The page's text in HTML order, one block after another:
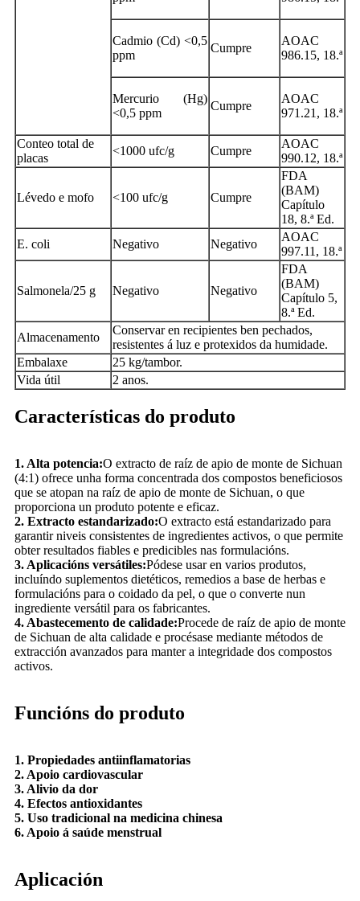
Cadmio (Cd) <0,5
ppm
Cumpre
AOAC
986.15, 18.ª
Mercurio (Hg)
<0,5 ppm
Cumpre
AOAC
971.21, 18.ª
Conteo total de
placas
<1000 ufc/g Cumpre
AOAC
990.12, 18.ª
Lévedo e mofo <100 ufc/g Cumpre
FDA
(BAM)
Capítulo
18, 8.ª Ed.
E. coli
Negativo Negativo
AOAC
997.11, 18.ª
Salmonela/25 g Negativo Negativo
FDA
(BAM)
Capítulo 5,
8.ª Ed.
Almacenamento
Conservar en recipientes ben pechados,
resistentes á luz e protexidos da humidade.
Embalaxe
25 kg/tambor.
Vida útil
2 anos.
Características do produto
1. Alta potencia:O extracto de raíz de apio de monte de Sichuan
(4:1) ofrece unha forma concentrada dos compostos beneficiosos
que se atopan na raíz de apio de monte de Sichuan, o que
proporciona un produto potente e eficaz.
2. Extracto estandarizado:O extracto está estandarizado para
garantir niveis consistentes de ingredientes activos, o que permite
obter resultados fiables e predicibles nas formulacións.
3. Aplicacións versátiles:Pódese usar en varios produtos,
incluíndo suplementos dietéticos, remedios a base de herbas e
formulacións para o coidado da pel, o que o converte nun
ingrediente versátil para os fabricantes.
4. Abastecemento de calidade:Procede de raíz de apio de monte
de Sichuan de alta calidade e procésase mediante métodos de
extracción avanzados para manter a integridade dos compostos
activos.
Funcións do produto
1. Propiedades antiinflamatorias
2. Apoio cardiovascular
3. Alivio da dor
4. Efectos antioxidantes
5. Uso tradicional na medicina chinesa
6. Apoio á saúde menstrual
Aplicación